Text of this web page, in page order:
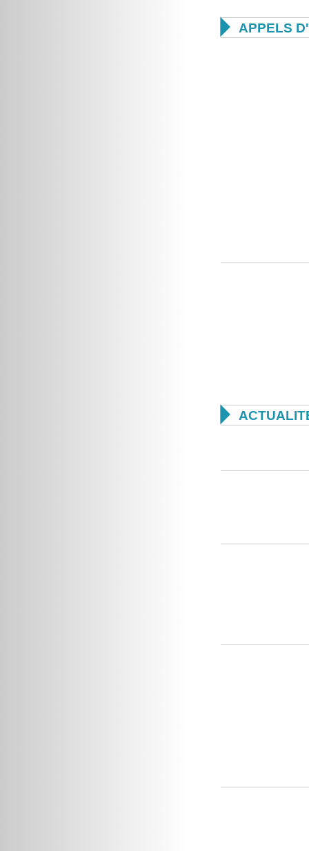
 APPELS
